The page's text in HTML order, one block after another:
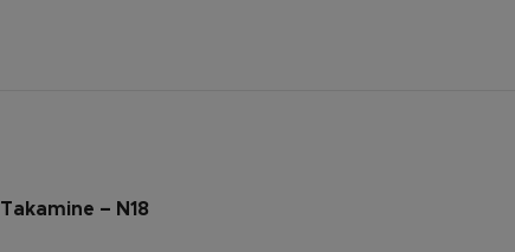
Takamine – N18